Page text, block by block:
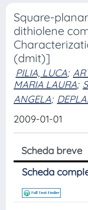
Square-
dithiolene
(dmit)]
PILIA, LUCA;
MARIA LAURA;
ANGELA;
2009-01-01
Scheda breve
Scheda